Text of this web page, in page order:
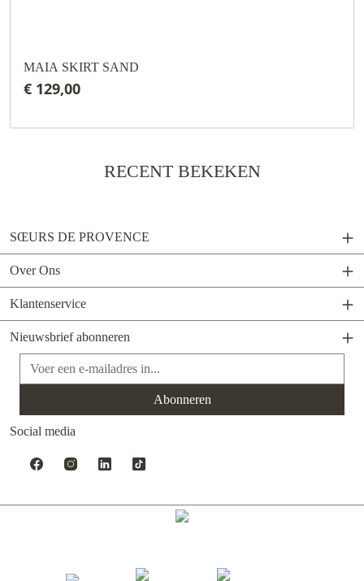
MAIA SKIRT SAND
€ 129,00
RECENT BEKEKEN
SŒURS DE PROVENCE
Over Ons
Klantenservice
Nieuwsbrief abonneren
E-mailadres*
Abonneren
Social media